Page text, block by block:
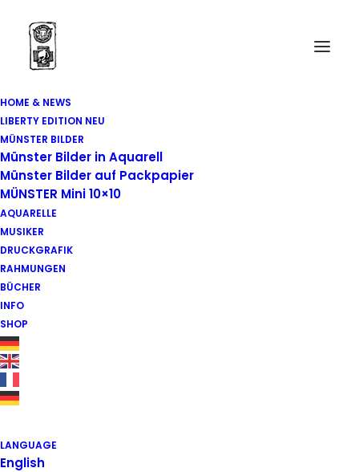
HOME & NEWS
LIBERTY EDITION NEU
MÜNSTER BILDER
Münster Bilder in Aquarell
Münster Bilder auf Packpapier
MÜNSTER Mini 10×10
AQUARELLE
MUSIKER
DRUCKGRAFIK
RAHMUNGEN
BÜCHER
INFO
SHOP
LANGUAGE
English